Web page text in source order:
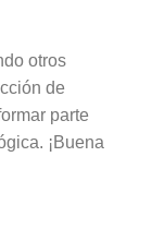
otros
de
parte
¡Buena